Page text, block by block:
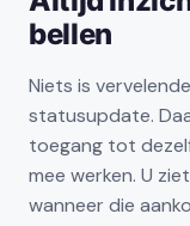
bellen
Niets is
statusupdate.
toegang tot
mee werken. U
wanneer die